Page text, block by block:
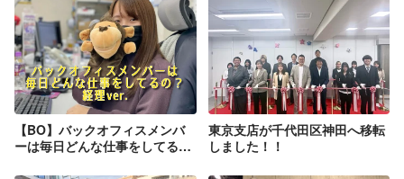
【BO】バックオフィスメンバ
ーは毎日どんな仕事をしてる
東京支店が千代田区神田へ移転
しました！！